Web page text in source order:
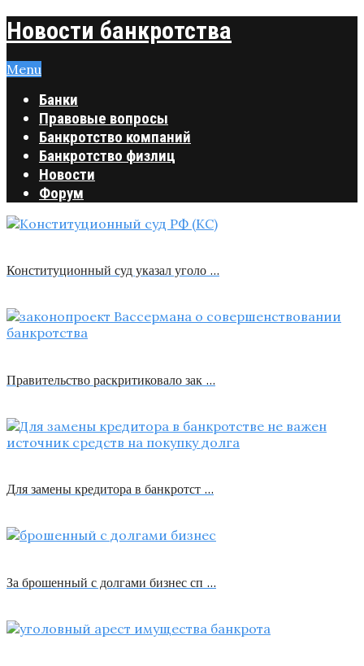
Новости банкротства
Menu
Банки
Правовые вопросы
Банкротство компаний
Банкротство физлиц
Новости
Форум
Конституционный суд указал уголо …
Правительство раскритиковало зак …
Для замены кредитора в банкротст …
За брошенный с долгами бизнес сп …